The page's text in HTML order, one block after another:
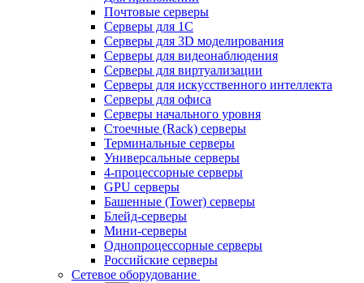
Почтовые серверы
Серверы для 1С
Серверы для 3D моделирования
Серверы для видеонаблюдения
Серверы для виртуализации
Серверы для искусственного интеллекта
Серверы для офиса
Серверы начального уровня
Стоечные (Rack) серверы
Терминальные серверы
Универсальные серверы
4-процессорные серверы
GPU серверы
Башенные (Tower) серверы
Блейд-серверы
Мини-серверы
Однопроцессорные серверы
Российские серверы
Сетевое оборудование